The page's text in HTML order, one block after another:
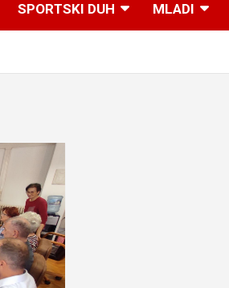
SPORTSKI DUH MLADI